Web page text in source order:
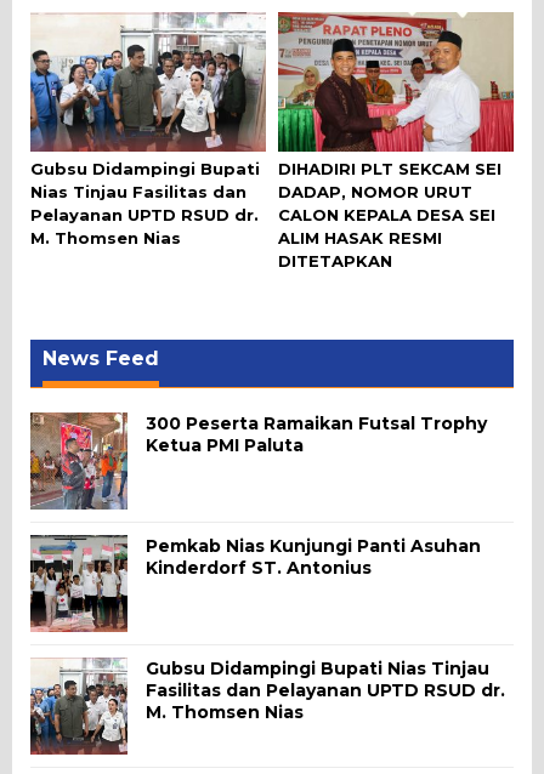
Gubsu Didampingi Bupati
Nias Tinjau Fasilitas dan
Pelayanan UPTD RSUD dr.
M. Thomsen Nias
DIHADIRI PLT SEKCAM SEI
DADAP, NOMOR URUT
CALON KEPALA DESA SEI
ALIM HASAK RESMI
DITETAPKAN
News Feed
300 Peserta Ramaikan Futsal Trophy
Ketua PMI Paluta
Pemkab Nias Kunjungi Panti Asuhan
Kinderdorf ST. Antonius
Gubsu Didampingi Bupati Nias Tinjau
Fasilitas dan Pelayanan UPTD RSUD dr.
M. Thomsen Nias